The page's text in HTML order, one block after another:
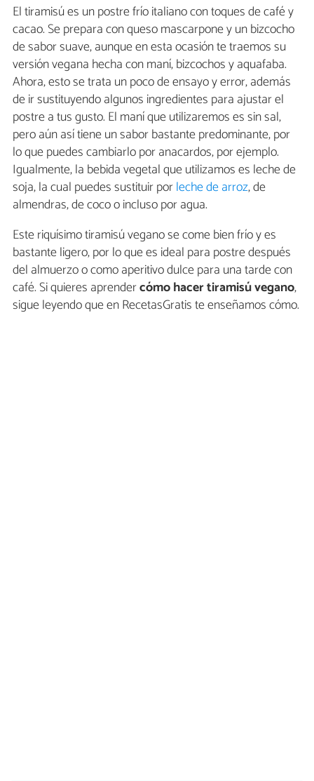
El tiramisú es un postre frío italiano con toques de café y
cacao. Se prepara con queso mascarpone y un bizcocho
de sabor suave, aunque en esta ocasión te traemos su
versión vegana hecha con maní, bizcochos y aquafaba.
Ahora, esto se trata un poco de ensayo y error, además
de ir sustituyendo algunos ingredientes para ajustar el
postre a tus gusto. El maní que utilizaremos es sin sal,
pero aún así tiene un sabor bastante predominante, por
lo que puedes cambiarlo por anacardos, por ejemplo.
Igualmente, la bebida vegetal que utilizamos es leche de
soja, la cual puedes sustituir porleche de arroz, de
almendras, de coco o incluso por agua.
Este riquísimo tiramisú vegano se come bien frío y es
bastante ligero, por lo que es ideal para postre después
del almuerzo o como aperitivo dulce para una tarde con
café. Si quieres aprendercómo hacer tiramisú vegano,
sigue leyendo que en RecetasGratis te enseñamos cómo.